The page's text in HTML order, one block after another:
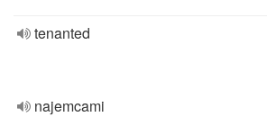
tenanted
najemcami